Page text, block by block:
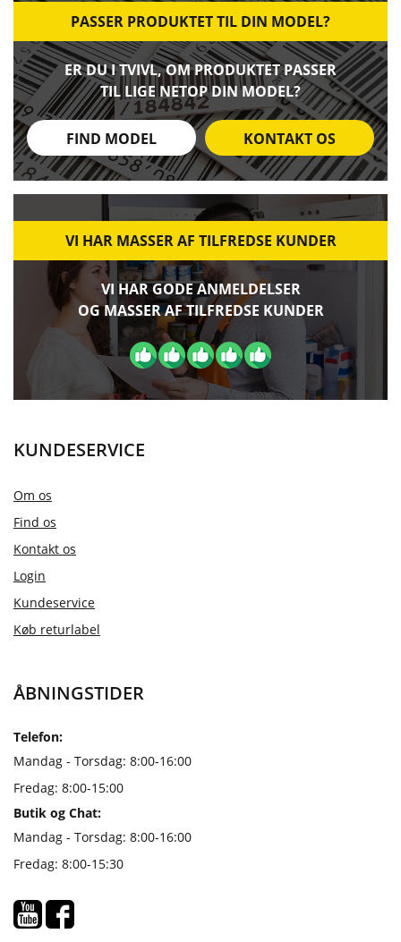
PASSER PRODUKTET TIL DIN MODEL?
ER DU I TVIVL, OM PRODUKTET PASSER
TIL LIGE NETOP DIN MODEL?
FIND MODEL KONTAKT OS
VI HAR MASSER AF TILFREDSE KUNDER
VI HAR GODE ANMELDELSER
OG MASSER AF TILFREDSE KUNDER
KUNDESERVICE
Om os
Find os
Kontakt os
Login
Kundeservice
Køb returlabel
ÅBNINGSTIDER
Telefon:
Mandag - Torsdag: 8:00-16:00
Fredag: 8:00-15:00
Butik og Chat:
Mandag - Torsdag: 8:00-16:00
Fredag: 8:00-15:30